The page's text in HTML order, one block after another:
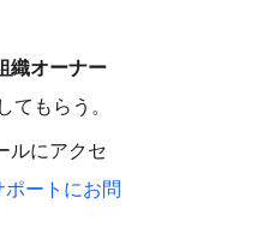
織オーナー
もらう。
ルにアクセ
ポートにお問